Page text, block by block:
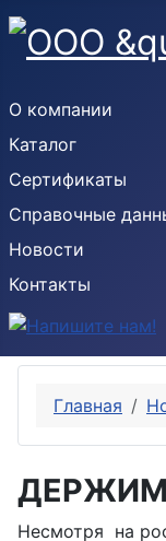
О компании
Каталог
Сертификаты
Справочные
Новости
Контакты
Главная
Несмотря на